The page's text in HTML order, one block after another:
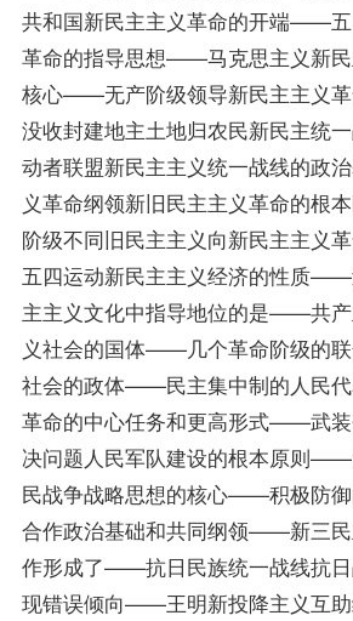
共和国新民主主义革命的开端——五
革命的指导思想——马克思主义新
核心——无产阶级领导新民主主义
没收封建地主土地归农民新民主统
动者联盟新民主主义统一战线的政
义革命纲领新旧民主主义革命的根
阶级不同旧民主主义向新民主主义
五四运动新民主主义经济的性质
主主义文化中指导地位的是——共
义社会的国体——几个革命阶级的
社会的政体——民主集中制的人民
革命的中心任务和更高形式——武
决问题人民军队建设的根本原则——
民战争战略思想的核心——积极防
合作政治基础和共同纲领——新三
作形成了——抗日民族统一战线抗日
现错误倾向——王明新投降主义互